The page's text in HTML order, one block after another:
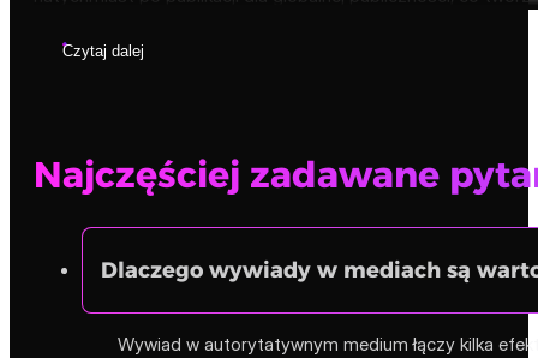
Czytaj dalej
Najczęściej zadawane
Dlaczego wywiady w mediach są
Wywiad w autorytatywnym medium łączy kilka